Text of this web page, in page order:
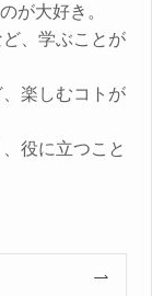
が大好き。
、学ぶことが
楽しむコトが
役に立つこと